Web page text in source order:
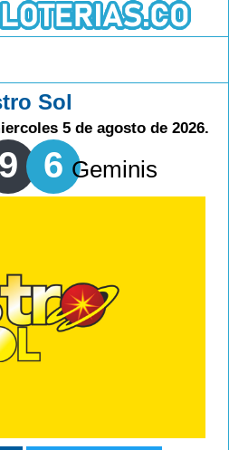
Sol
5 de agosto de 2026.
9 6 Geminis